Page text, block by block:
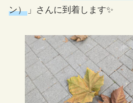
ン）」さんに到着します✨